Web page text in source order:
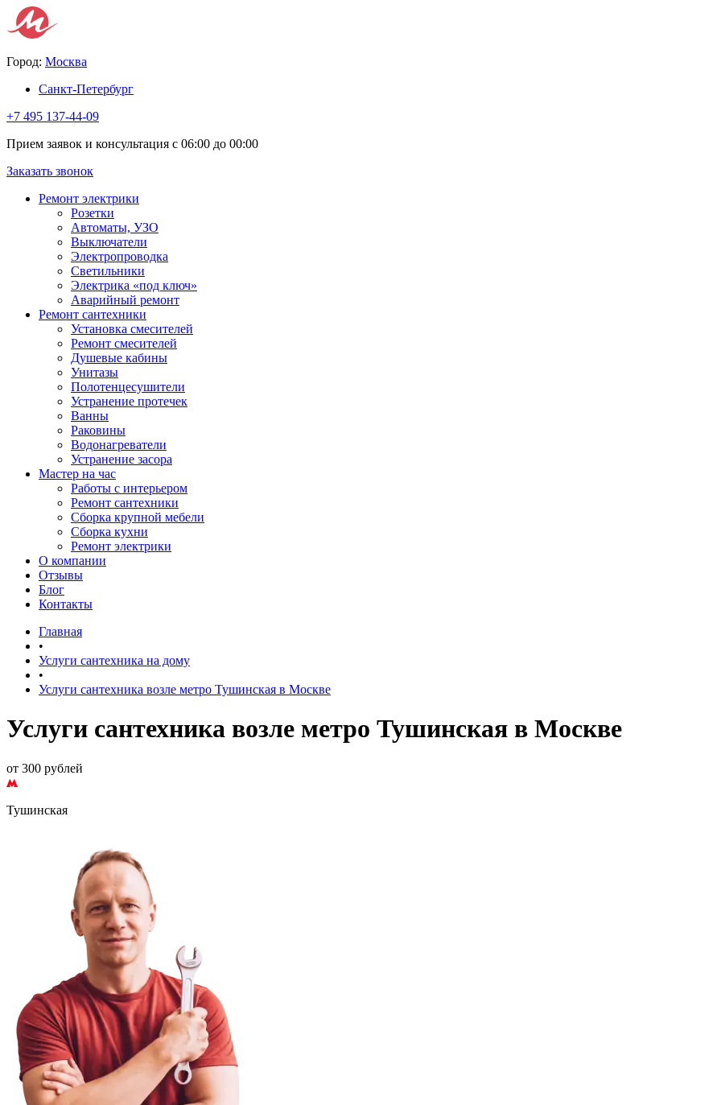
Город: Москва
Санкт-Петербург
+7 495 137-44-09
Прием заявок и консультация с 06:00 до 00:00
Заказать звонок
Ремонт электрики
Розетки
Автоматы, УЗО
Выключатели
Электропроводка
Светильники
Электрика «под ключ»
Аварийный ремонт
Ремонт сантехники
Установка смесителей
Ремонт смесителей
Душевые кабины
Унитазы
Полотенцесушители
Устранение протечек
Ванны
Раковины
Водонагреватели
Устранение засора
Мастер на час
Работы с интерьером
Ремонт сантехники
Сборка крупной мебели
Сборка кухни
Ремонт электрики
О компании
Отзывы
Блог
Контакты
Главная
•
Услуги сантехника на дому
•
Услуги сантехника возле метро Тушинская в Москве
Услуги сантехника возле метро Тушинская в Москве
от 300 рублей
Тушинская